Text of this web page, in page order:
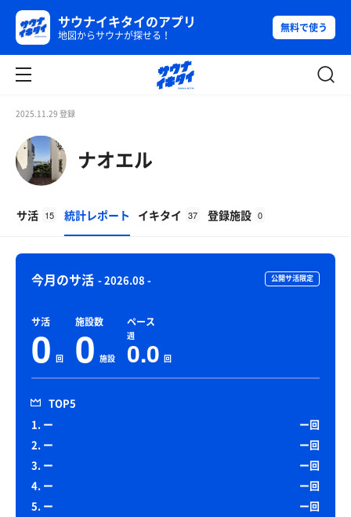
サウナイキタイのアプリ
地図からサウナが探せる！
無料で使う
2025.11.29 登録
ナオエル
サ活 15 統計レポート イキタイ 37 登録施設 0
今月のサ活 - 2026.08 - 公開サ活限定
サ活
0 回
施設数
0 施設
ペース
週
0.0 回
TOP5
1. ー
ー回
2. ー
ー回
3. ー
ー回
4. ー
ー回
5. ー
ー回